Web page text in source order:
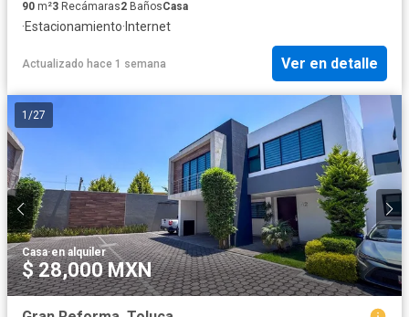
90 m²3 Recámaras2 BañosCasa
·Estacionamiento· Internet
Actualizado hace 1 semana Ver en detalle
1 /27
Casa·en alquiler
$ 28,000 MXN